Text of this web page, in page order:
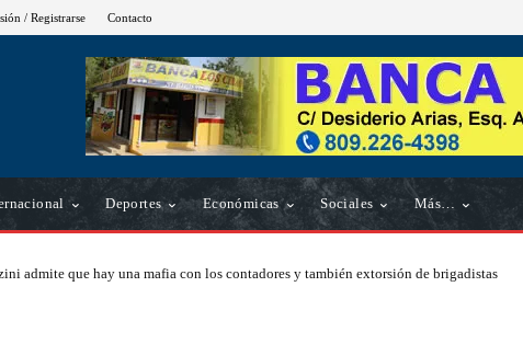
/ Registrarse Contacto
Deportes Económicas Sociales Más…
admite que hay una mafia con los contadores y también extorsión de brigadistas